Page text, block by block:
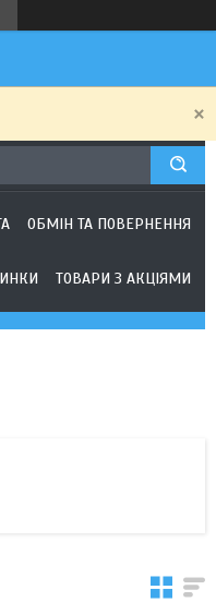
ОБМІН ТА ПОВЕРНЕННЯ
ТОВАРИ З АКЦІЯМИ